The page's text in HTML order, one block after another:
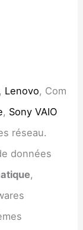
, Lenovo, Com
, Sony VAIO
réseau.
données
,